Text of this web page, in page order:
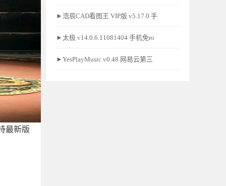
►浩辰CAD看图王 VIP版 v5.17.0 手
►太极 v14.0.6.11081404 手机免ro
►YesPlayMusic v0.48 网易云第三
最新版